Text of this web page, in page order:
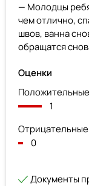
— Молодцы
чем отлично,
швов, ванна
обращатся
Оценки
Положительные
1
Отрицательные
0
Документы